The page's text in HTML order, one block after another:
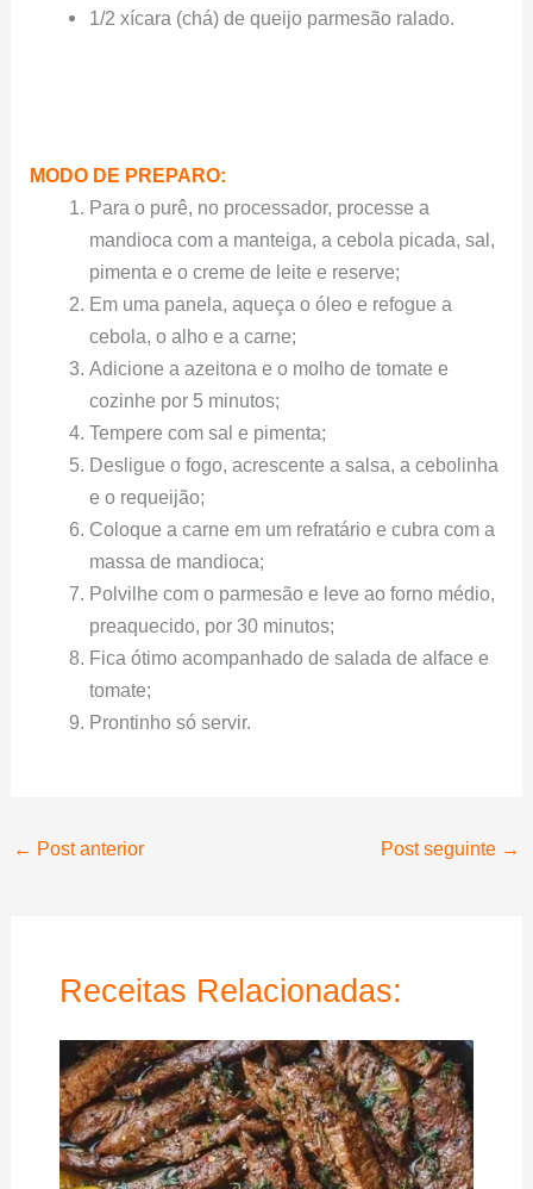
1/2 xícara (chá) de queijo parmesão ralado.
MODO DE PREPARO:
Para o purê, no processador, processe a
mandioca com a manteiga, a cebola picada, sal,
pimenta e o creme de leite e reserve;
Em uma panela, aqueça o óleo e refogue a
cebola, o alho e a carne;
Adicione a azeitona e o molho de tomate e
cozinhe por 5 minutos;
Tempere com sal e pimenta;
Desligue o fogo, acrescente a salsa, a cebolinha
e o requeijão;
Coloque a carne em um refratário e cubra com a
massa de mandioca;
Polvilhe com o parmesão e leve ao forno médio,
preaquecido, por 30 minutos;
Fica ótimo acompanhado de salada de alface e
tomate;
Prontinho só servir.
← Post anterior Post seguinte →
Receitas Relacionadas: